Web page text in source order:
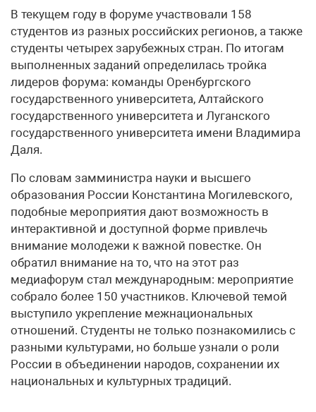
В текущем году в форуме участвовали 158
студентов из разных российских регионов, а также
студенты четырех зарубежных стран. По итогам
выполненных заданий определилась тройка
лидеров форума: команды Оренбургского
государственного университета, Алтайского
государственного университета и Луганского
государственного университета имени Владимира
Даля.
По словам замминистра науки и высшего
образования России Константина Могилевского,
подобные мероприятия дают возможность в
интерактивной и доступной форме привлечь
внимание молодежи к важной повестке. Он
обратил внимание на то, что на этот раз
медиафорум стал международным: мероприятие
собрало более 150 участников. Ключевой темой
выступило укрепление межнациональных
отношений. Студенты не только познакомились с
разными культурами, но больше узнали о роли
России в объединении народов, сохранении их
национальных и культурных традиций.